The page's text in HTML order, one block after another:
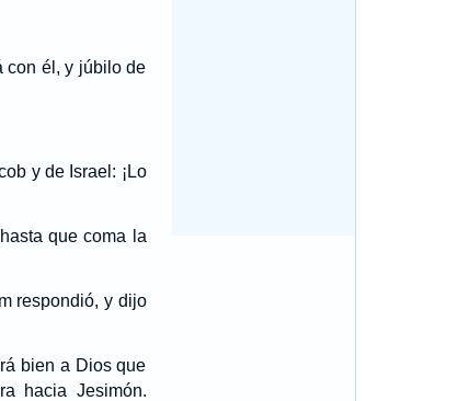
con él, y júbilo de
y de Israel: ¡Lo
que coma la
respondió, y dijo
bien a Dios que
hacia Jesimón.